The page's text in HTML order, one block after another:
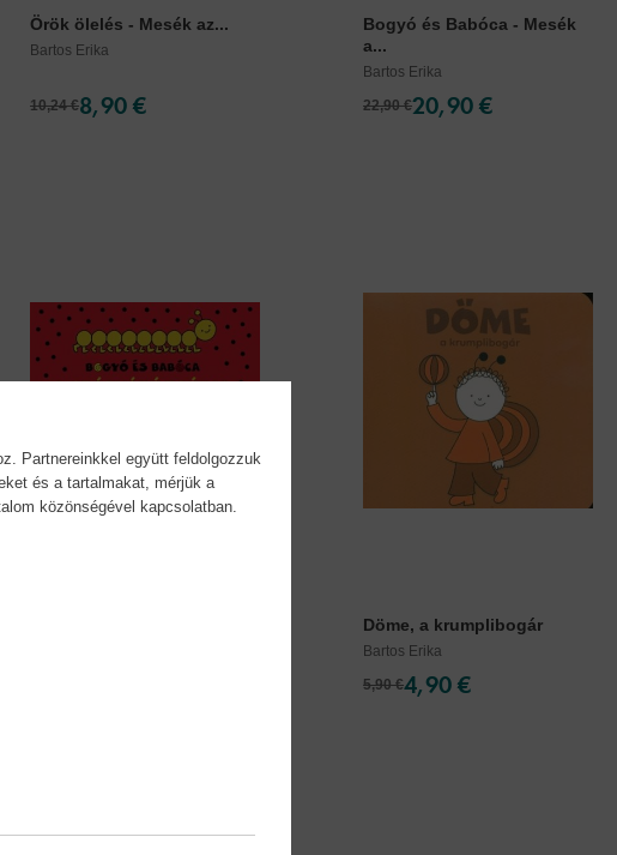
Örök ölelés - Mesék az...
Bartos Erika
10,24 €8,90 €
Bogyó és Babóca - Mesék
a...
Bartos Erika
22,90 €20,90 €
Döme, a krumplibogár
Bartos Erika
5,90 €4,90 €
Partnereinkkel együtt feldolgozzuk
és a tartalmakat, mérjük a
közönségével kapcsolatban.